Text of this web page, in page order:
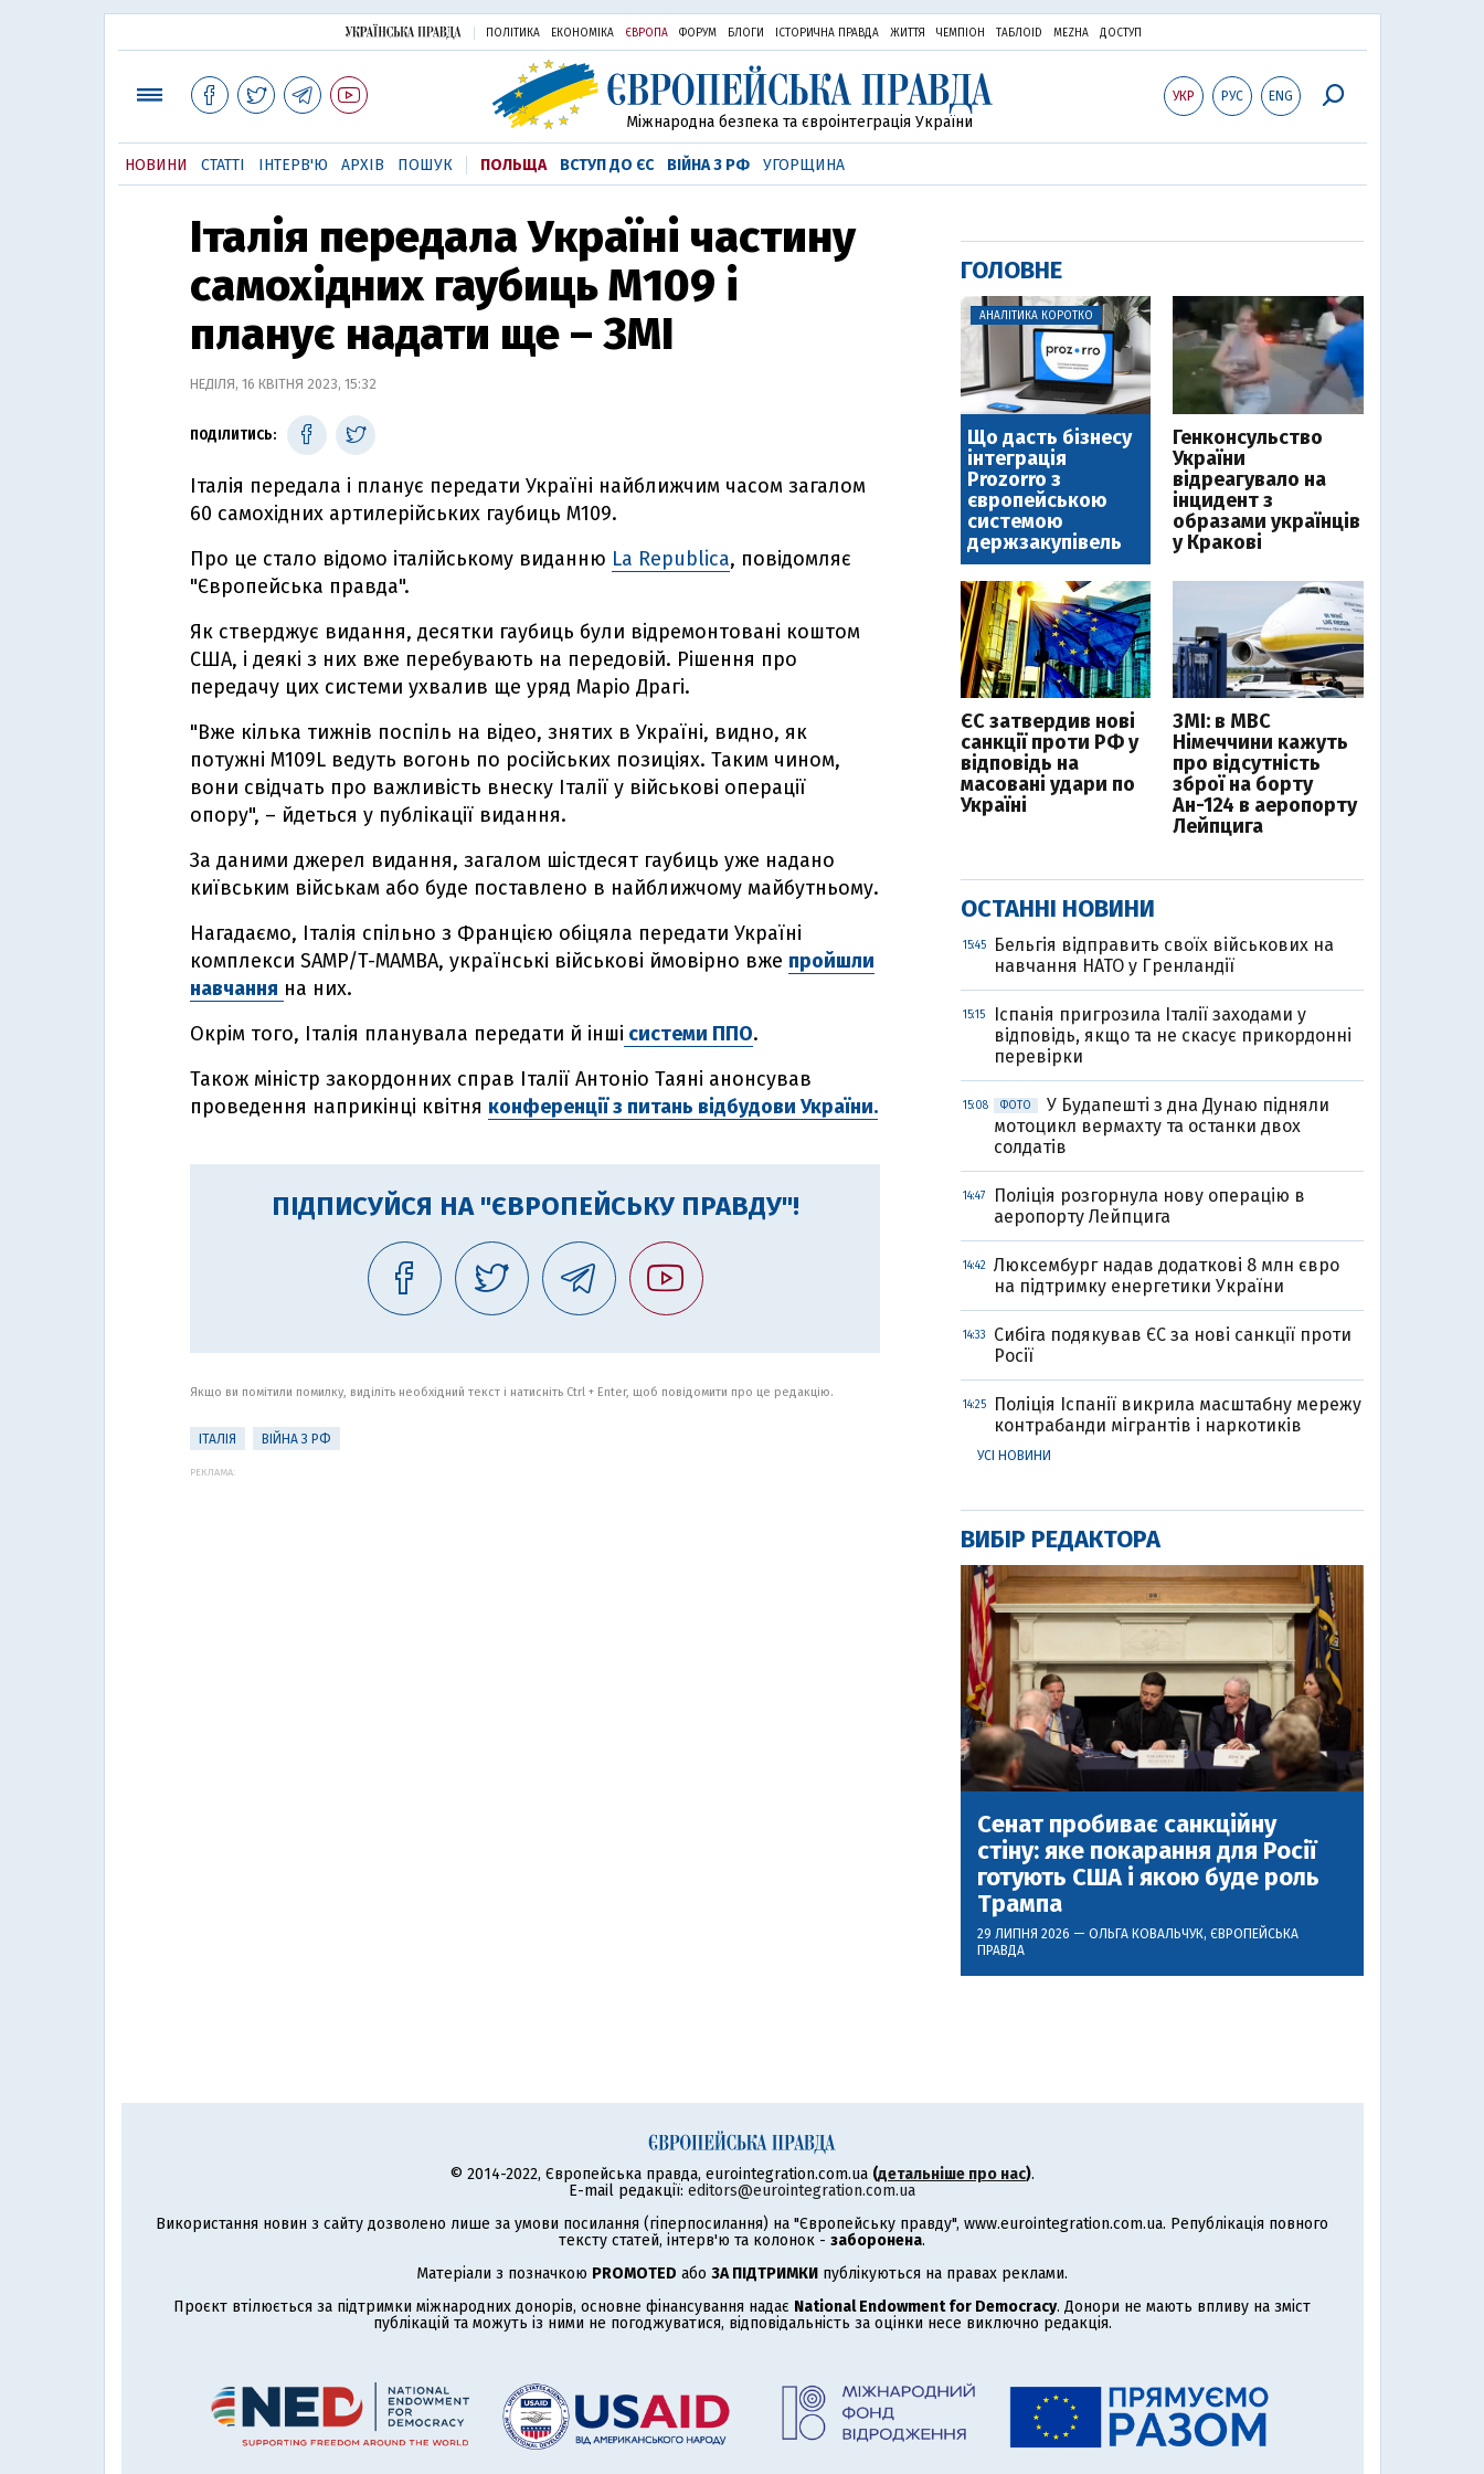
ПОЛІТИКА ЕКОНОМІКА ЄВРОПА ФОРУМ БЛОГИ ІСТОРИЧНА ПРАВДА ЖИТТЯ ЧЕМПІОН ТАБЛОID MEZHA ДОСТУП
УКР РУС ENG
Міжнародна безпека та євроінтеграція України
НОВИНИ СТАТТІ ІНТЕРВ'Ю АРХІВ ПОШУК ПОЛЬЩА ВСТУП ДО ЄС ВІЙНА З РФ УГОРЩИНА
Італія передала Україні частину
самохідних гаубиць М109 і
планує надати ще – ЗМІ
НЕДІЛЯ, 16 КВІТНЯ 2023, 15:32
ПОДІЛИТИСЬ:
Італія передала і планує передати Україні найближчим часом загалом
60 самохідних артилерійських гаубиць М109.
Про це стало відомо італійському виданню La Republica, повідомляє
"Європейська правда".
Як стверджує видання, десятки гаубиць були відремонтовані коштом
США, і деякі з них вже перебувають на передовій. Рішення про
передачу цих системи ухвалив ще уряд Маріо Драгі.
"Вже кілька тижнів поспіль на відео, знятих в Україні, видно, як
потужні M109L ведуть вогонь по російських позиціях. Таким чином,
вони свідчать про важливість внеску Італії у військові операції
опору", – йдеться у публікації видання.
За даними джерел видання, загалом шістдесят гаубиць уже надано
київським військам або буде поставлено в найближчому майбутньому.
Нагадаємо, Італія спільно з Францією обіцяла передати Україні
комплекси SAMP/T-MAMBA, українські військові ймовірно вже пройшли
навчання на них.
Окрім того, Італія планувала передати й інші системи ППО.
Також міністр закордонних справ Італії Антоніо Таяні анонсував
проведення наприкінці квітня конференції з питань відбудови України.
ПІДПИСУЙСЯ НА "ЄВРОПЕЙСЬКУ ПРАВДУ"!
Якщо ви помітили помилку, виділіть необхідний текст і натисніть Ctrl + Enter, щоб повідомити про це редакцію.
ІТАЛІЯ ВІЙНА З РФ
РЕКЛАМА:
ГОЛОВНЕ
АНАЛІТИКА КОРОТКО
Що дасть бізнесу
інтеграція
Prozorro з
європейською
системою
держзакупівель
Генконсульство
України
відреагувало на
інцидент з
образами українців
у Кракові
ЄС затвердив нові
санкції проти РФ у
відповідь на
масовані удари по
Україні
ЗМІ: в МВС
Німеччини кажуть
про відсутність
зброї на борту
Ан-124 в аеропорту
Лейпцига
ОСТАННІ НОВИНИ
15:45
Бельгія відправить своїх військових на
навчання НАТО у Гренландії
15:15
Іспанія пригрозила Італії заходами у
відповідь, якщо та не скасує прикордонні
перевірки
15:08 ФОТО
У Будапешті з дна Дунаю підняли
мотоцикл вермахту та останки двох
солдатів
14:47
Поліція розгорнула нову операцію в
аеропорту Лейпцига
14:42
Люксембург надав додаткові 8 млн євро
на підтримку енергетики України
14:33
Сибіга подякував ЄС за нові санкції проти
Росії
14:25
Поліція Іспанії викрила масштабну мережу
контрабанди мігрантів і наркотиків
УСІ НОВИНИ
ВИБІР РЕДАКТОРА
Сенат пробиває санкційну
стіну: яке покарання для Росії
готують США і якою буде роль
Трампа
29 ЛИПНЯ 2026 — ОЛЬГА КОВАЛЬЧУК, ЄВРОПЕЙСЬКА
ПРАВДА
© 2014-2022, Європейська правда, eurointegration.com.ua (детальніше про нас).
E-mail редакції: editors@eurointegration.com.ua
Використання новин з сайту дозволено лише за умови посилання (гіперпосилання) на "Європейську правду", www.eurointegration.com.ua. Републікація повного
тексту статей, інтерв'ю та колонок - заборонена.
Матеріали з позначкою PROMOTED або ЗА ПІДТРИМКИ публікуються на правах реклами.
Проєкт втілюється за підтримки міжнародних донорів, основне фінансування надає National Endowment for Democracy. Донори не мають впливу на зміст
публікацій та можуть із ними не погоджуватися, відповідальність за оцінки несе виключно редакція.